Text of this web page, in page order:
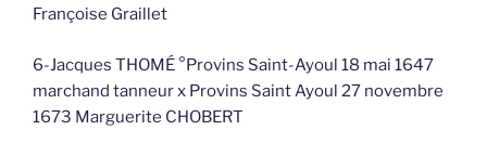
Françoise Graillet
6-Jacques THOMÉ °Provins Saint-Ayoul 18 mai 1647
marchand tanneur x Provins Saint Ayoul 27 novembre
1673 Marguerite CHOBERT